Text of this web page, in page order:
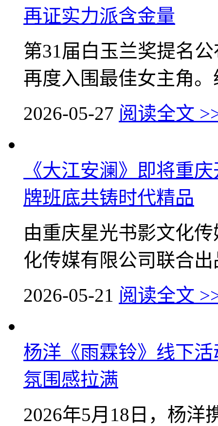
再证实力派含金量
第31届白玉兰奖提名
再度入围最佳女主角
2026-05-27 阅读全文
《大江安澜》即将重
牌班底共铸时代精品
由重庆星光书影文化
化传媒有限公司联合
2026-05-21 阅读全文
杨洋《雨霖铃》线下
氛围感拉满
2026年5月18日，杨洋